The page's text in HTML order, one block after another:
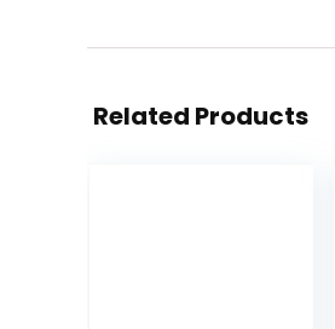
Related Products